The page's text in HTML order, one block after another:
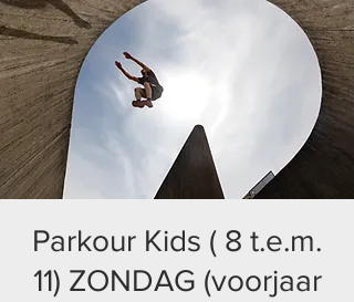
Parkour Kids ( 8 t.e.m.
11) ZONDAG (voorjaar